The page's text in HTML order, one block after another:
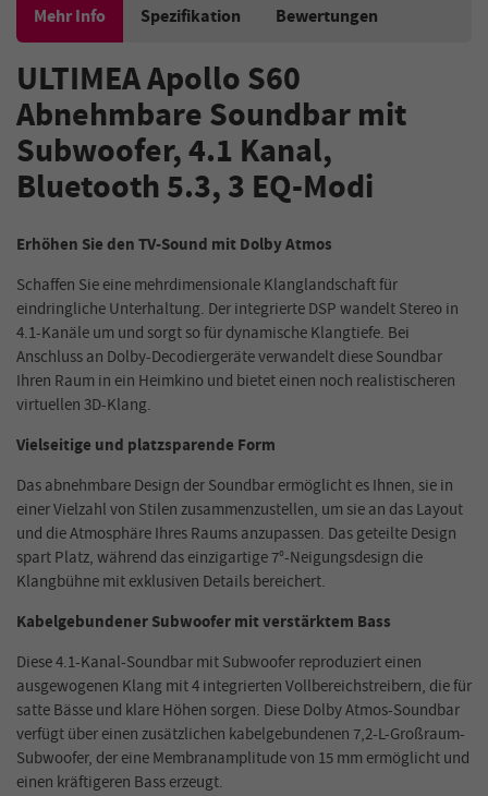
Mehr Info Spezifikation Bewertungen
ULTIMEA Apollo S60
Abnehmbare Soundbar mit
Subwoofer, 4.1 Kanal,
Bluetooth 5.3, 3 EQ-Modi
Erhöhen Sie den TV-Sound mit Dolby Atmos
Schaffen Sie eine mehrdimensionale Klanglandschaft für
eindringliche Unterhaltung. Der integrierte DSP wandelt Stereo in
4.1-Kanäle um und sorgt so für dynamische Klangtiefe. Bei
Anschluss an Dolby-Decodiergeräte verwandelt diese Soundbar
Ihren Raum in ein Heimkino und bietet einen noch realistischeren
virtuellen 3D-Klang.
Vielseitige und platzsparende Form
Das abnehmbare Design der Soundbar ermöglicht es Ihnen, sie in
einer Vielzahl von Stilen zusammenzustellen, um sie an das Layout
und die Atmosphäre Ihres Raums anzupassen. Das geteilte Design
spart Platz, während das einzigartige 7°-Neigungsdesign die
Klangbühne mit exklusiven Details bereichert.
Kabelgebundener Subwoofer mit verstärktem Bass
Diese 4.1-Kanal-Soundbar mit Subwoofer reproduziert einen
ausgewogenen Klang mit 4 integrierten Vollbereichstreibern, die für
satte Bässe und klare Höhen sorgen. Diese Dolby Atmos-Soundbar
verfügt über einen zusätzlichen kabelgebundenen 7,2-L-Großraum-
Subwoofer, der eine Membranamplitude von 15 mm ermöglicht und
einen kräftigeren Bass erzeugt.